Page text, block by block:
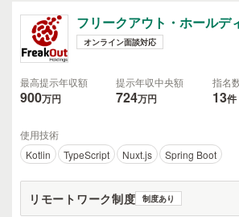
フリークアウト・ホールデ
オンライン面談対応
最高提示年収額
900万円
提示年収中央額
724万円
指名
13件
使用技術
Kotlin
TypeScript Nuxt.js Spring Boot
リモートワーク制度 制度あり